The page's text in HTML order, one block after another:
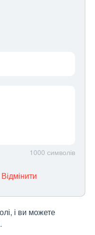
1000 символів
Відмінити
і ви можете